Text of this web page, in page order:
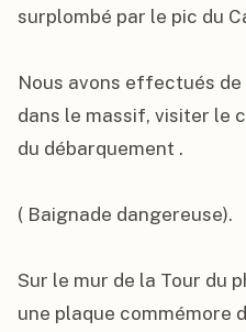
surplombé par le pic du
Nous avons effectués
dans le massif, visiter le
du débarquement .
( Baignade dangereuse).
Sur le mur de la Tour du
une plaque commémore